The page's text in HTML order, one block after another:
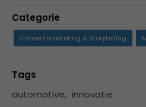
Categorie
Contentmarketing & Storytelling
Tags
automotive, innovatie